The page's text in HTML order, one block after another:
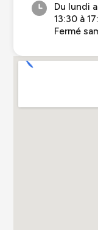
Du lundi
13:30 à
Fermé